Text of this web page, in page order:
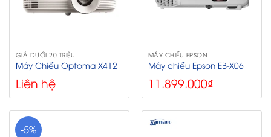
GIÁ DƯỚI 20 TRIỆU
Máy Chiếu Optoma X412
Liên hệ
MÁY CHIẾU EPSON
Máy chiếu Epson EB-X06
11.899.000₫
-5%